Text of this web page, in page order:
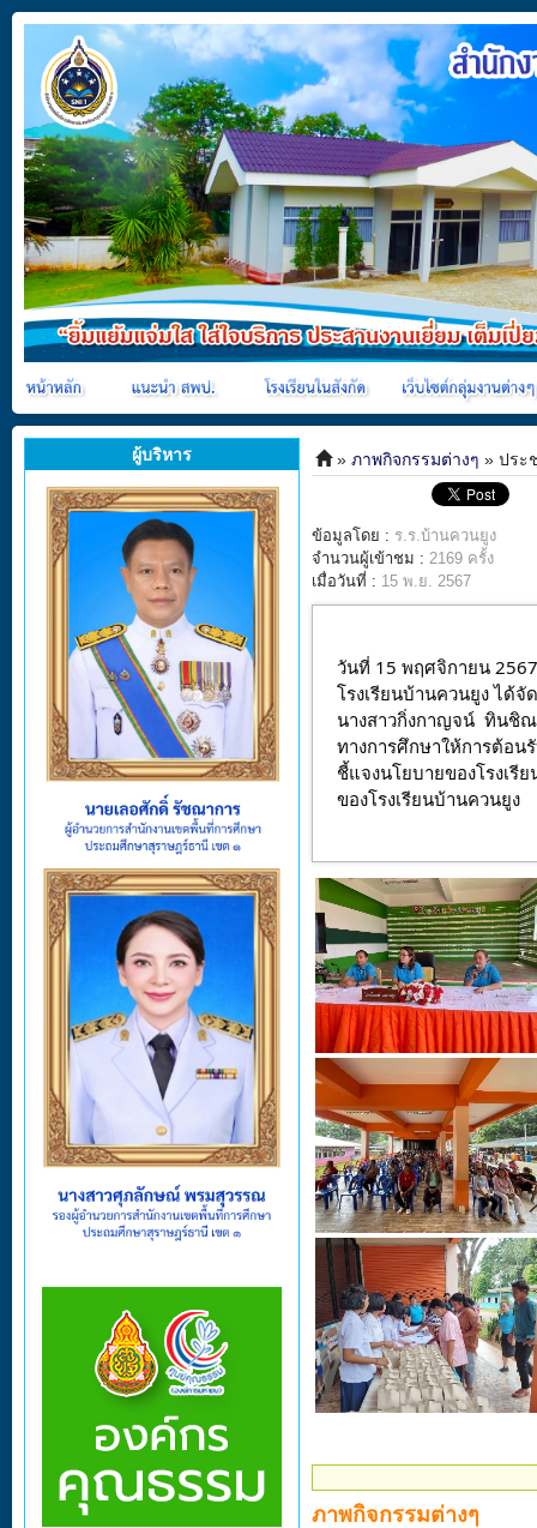
ผู้บริหาร » ภาพกิจกรรมต่างๆ » ประ
ข้อมูลโดย : ร.ร.บ้านควนยูง
จำนวนผู้เข้าชม : 2169 ครั้ง
เมื่อวันที่ : 15 พ.ย. 2567
วันที่ 15 พฤศจิกายน 2567
โรงเรียนบ้านควนยูง ได้
นางสาวกิ่งกาญจน์  ทินชิณ
ทางการศึกษาให้การต้อน
ชี้แจงนโยบายของโรงเรี
ของโรงเรียนบ้านควนยูง
ภาพกิจกรรมต่างๆ